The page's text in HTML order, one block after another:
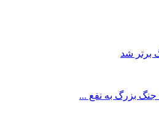
برتر شد
جنگ بزرگ به نفع ...